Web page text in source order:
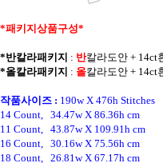
*패키지상품구성*
*반칼라패키지 : 반칼라도안 + 14ct
*올칼라패키지 : 올칼라도안 + 14ct
작품사이즈 : 190w X 476h Stitches
14 Count,   34.47w X 86.36h cm
11 Count,   43.87w X 109.91h cm
16 Count,   30.16w X 75.56h cm
18 Count,   26.81w X 67.17h cm